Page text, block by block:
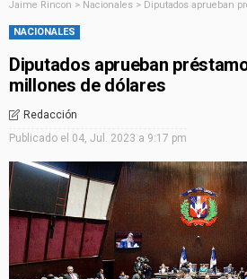
Jaime Rincon > Nacionales > Diputados aprueban
NACIONALES
Diputados aprueban
millones de dólares
Redacción
Publicado el 04, Jul. 2023 a 9:17 pm